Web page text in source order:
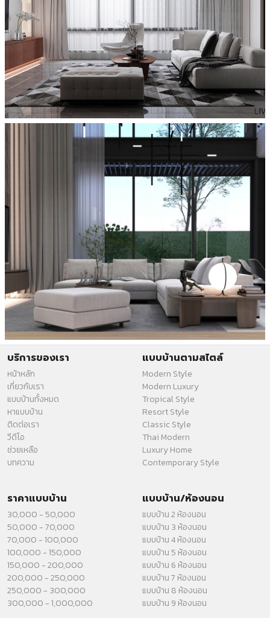
บริการของเรา
หน้าหลัก
เกี่ยวกับเรา
แบบบ้านทั้งหมด
หาแบบบ้าน
ติดต่อเรา
วีดีโอ
ช่วยเหลือ
บทความ
แบบบ้านตามสไตล์
Modern Style
Modern Luxury
Tropical Style
Resort Style
Classic Style
Thai Modern
Luxury Home
Contemporary Style
ราคาแบบบ้าน
30,000 - 50,000
50,000 - 70,000
70,000 - 100,000
100,000 - 150,000
150,000 - 200,000
200,000 - 250,000
250,000 - 300,000
300,000 - 1,000,000
แบบบ้าน/ห้องนอน
แบบบ้าน 2 ห้องนอน
แบบบ้าน 3 ห้องนอน
แบบบ้าน 4 ห้องนอน
แบบบ้าน 5 ห้องนอน
แบบบ้าน 6 ห้องนอน
แบบบ้าน 7 ห้องนอน
แบบบ้าน 8 ห้องนอน
แบบบ้าน 9 ห้องนอน